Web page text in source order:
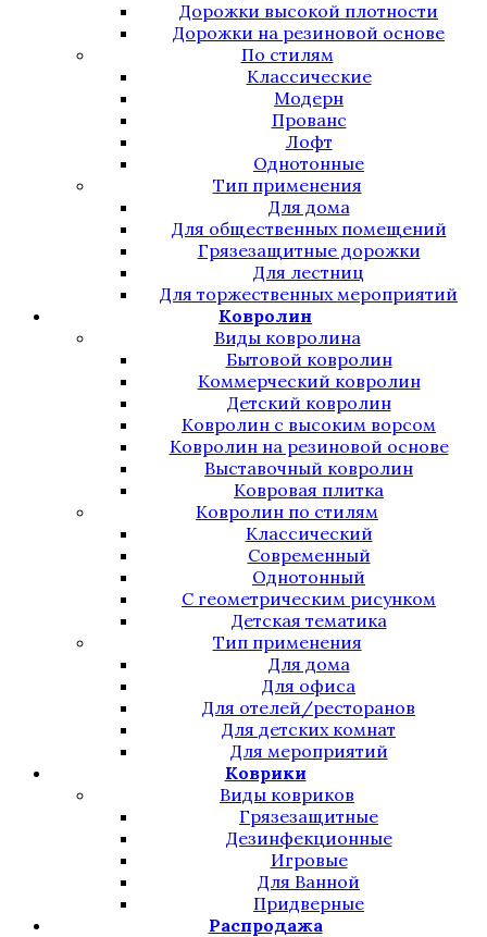
Дорожки высокой плотности
Дорожки на резиновой основе
По стилям
Классические
Модерн
Прованс
Лофт
Однотонные
Тип применения
Для дома
Для общественных помещений
Грязезащитные дорожки
Для лестниц
Для торжественных мероприятий
Ковролин
Виды ковролина
Бытовой ковролин
Коммерческий ковролин
Детский ковролин
Ковролин с высоким ворсом
Ковролин на резиновой основе
Выставочный ковролин
Ковровая плитка
Ковролин по стилям
Классический
Современный
Однотонный
С геометрическим рисунком
Детская тематика
Тип применения
Для дома
Для офиса
Для отелей/ресторанов
Для детских комнат
Для мероприятий
Коврики
Виды ковриков
Грязезащитные
Дезинфекционные
Игровые
Для Ванной
Придверные
Распродажа